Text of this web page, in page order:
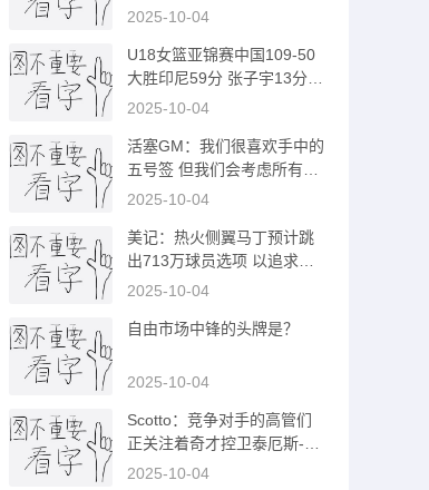
正确决定
2025-10-04
U18女篮亚锦赛中国109-50
大胜印尼59分 张子宇13分钟
9中9
2025-10-04
活塞GM：我们很喜欢手中的
五号签 但我们会考虑所有最
佳选项
2025-10-04
美记：热火侧翼马丁预计跳
出713万球员选项 以追求更
高薪水
2025-10-04
自由市场中锋的头牌是？
2025-10-04
Scotto：竞争对手的高管们
正关注着奇才控卫泰厄斯-琼
斯
2025-10-04